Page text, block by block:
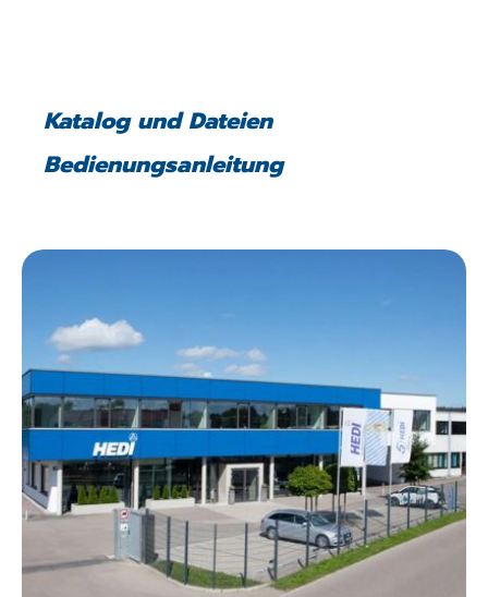
Katalog und Dateien
Bedienungsanleitung